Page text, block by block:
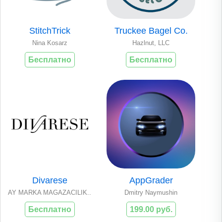
StitchTrick
Nina Kosarz
Бесплатно
Truckee Bagel Co.
Hazlnut, LLC
Бесплатно
Divarese
AY MARKA MAGAZACILIK..
Бесплатно
AppGrader
Dmitry Naymushin
199.00 руб.